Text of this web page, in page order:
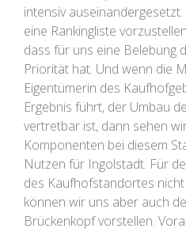
intensiv
eine Rankingliste
dass für uns eine Belebung
Priorität hat. Und wenn die
Eigentümerin des
Ergebnis führt, der Umbau
vertretbar ist, dann sehen
Komponenten bei diesem
Nutzen für Ingolstadt. Für
des Kaufhofstandortes
können wir uns aber auch
Brückenkopf vorstellen.